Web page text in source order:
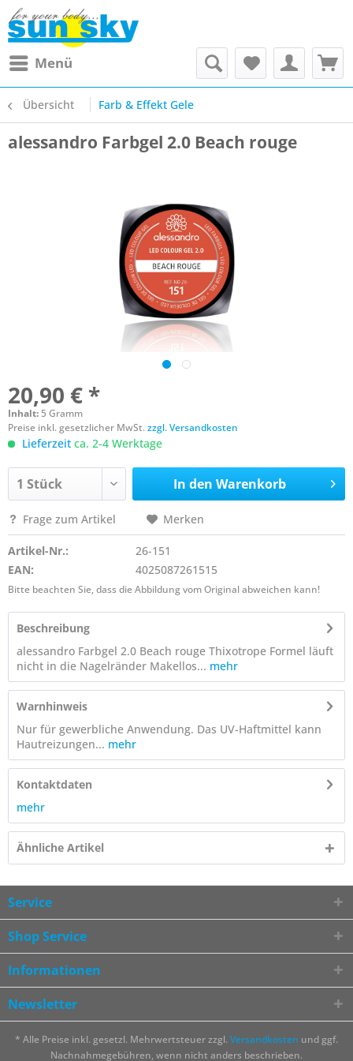
Menü
Übersicht Farb & Effekt Gele
alessandro Farbgel 2.0 Beach rouge
20,90 € *
Inhalt: 5 Gramm
Preise inkl. gesetzlicher MwSt.zzgl. Versandkosten
Lieferzeit ca. 2-4 Werktage
In den Warenkorb
Frage zum Artikel Merken
Artikel-Nr.:
26-151
EAN:
4025087261515
Bitte beachten Sie, dass die Abbildung vom Original abweichen kann!
Beschreibung
alessandro Farbgel 2.0 Beach rouge Thixotrope Formel läuft
nicht in die Nagelränder Makellos... mehr
Warnhinweis
Nur für gewerbliche Anwendung. Das UV-Haftmittel kann
Hautreizungen... mehr
Kontaktdaten
mehr
Ähnliche Artikel
Service
Shop Service
Informationen
Newsletter
* Alle Preise inkl. gesetzl. Mehrwertsteuer zzgl. Versandkosten und ggf.
Nachnahmegebühren, wenn nicht anders beschrieben.